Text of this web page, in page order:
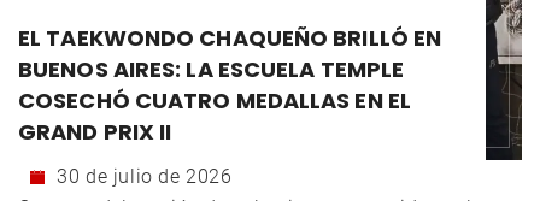
EL TAEKWONDO CHAQUEÑO BRILLÓ EN
BUENOS AIRES: LA ESCUELA TEMPLE
COSECHÓ CUATRO MEDALLAS EN EL
GRAND PRIX II
30 de julio de 2026